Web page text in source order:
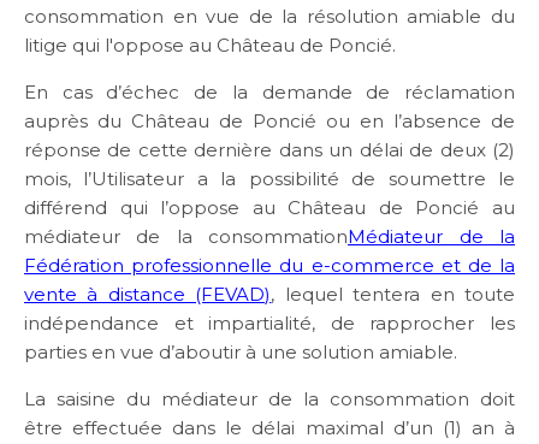
consommation en vue de la résolution amiable du
litige qui l'oppose au Château de Poncié.
En cas d’échec de la demande de réclamation
auprès du Château de Poncié ou en l’absence de
réponse de cette dernière dans un délai de deux (2)
mois, l’Utilisateur a la possibilité de soumettre le
différend qui l’oppose au Château de Poncié au
médiateur de la consommationMédiateur de la
Fédération professionnelle du e-commerce et de la
vente à distance (FEVAD), lequel tentera en toute
indépendance et impartialité, de rapprocher les
parties en vue d’aboutir à une solution amiable.
La saisine du médiateur de la consommation doit
être effectuée dans le délai maximal d’un (1) an à